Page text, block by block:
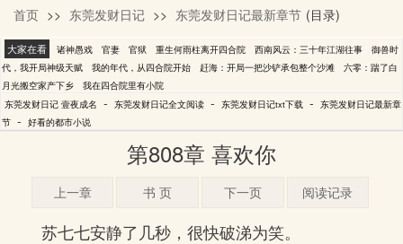
壹夜成名
首页 >> 东莞发财日记 >> 东莞发财日记最新章节 (目录)
大家在看 诸神愚戏 官妻 官狱 重生何雨柱离开四合院 西南风云：三十年江湖往事
御兽时
代，我开局神级天赋
我的年代，从四合院开始 赶海：开局一把沙铲承包整个沙滩
六零：踹了白
月光搬空家产下乡
我在四合院里有小院
东莞发财日记 壹夜成名 - 东莞发财日记全文阅读 - 东莞发财日记txt下载 - 东莞发财日记最新章
节 - 好看的都市小说
第808章 喜欢你
上一章 书 页 下一页 阅读记录
苏七七安静了几秒，很快破涕为笑。